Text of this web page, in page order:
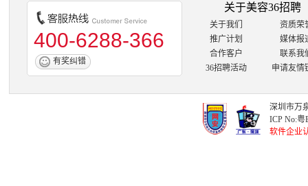
400-6288-366
有奖纠错
关于美容36招聘
关于我们
资质荣
推广计划
媒体报
合作客户
联系我
36招聘活动
申请友情
深圳市万
ICP No:粤
软件企业